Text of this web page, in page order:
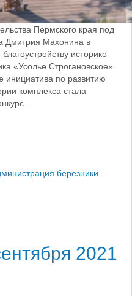
Пермского края под
Дмитрия Махонина в
историко-
«Усолье Строгановское».
по развитию
комплекса стала
березники
2021